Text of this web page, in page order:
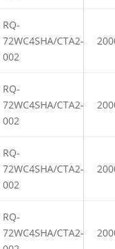
RQ-
72WC4SHA/CTA2-
002
RQ-
72WC4SHA/CTA2-
002
RQ-
72WC4SHA/CTA2-
002
RQ-
72WC4SHA/CTA2-